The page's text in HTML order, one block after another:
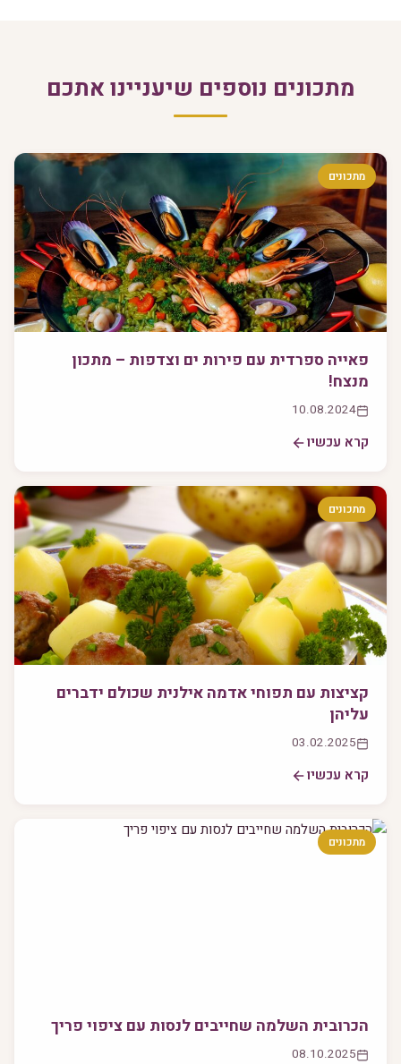
מתכונים נוספים שיעניינו אתכם
מתכונים
פאייה ספרדית עם פירות ים וצדפות – מתכון
מנצח!
10.08.2024
קרא עכשיו
מתכונים
קציצות עם תפוחי אדמה אילנית שכולם ידברים
עליהן
03.02.2025
קרא עכשיו
מתכונים
הכרובית השלמה שחייבים לנסות עם ציפוי פריך
08.10.2025